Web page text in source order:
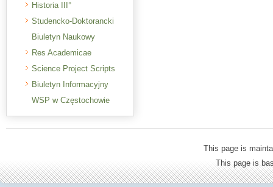
Historia III°
Studencko-Doktorancki
Biuletyn Naukowy
Res Academicae
Science Project Scripts
Biuletyn Informacyjny
WSP w Częstochowie
This page is
This page is